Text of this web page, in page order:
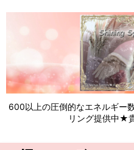
600以上の圧倒的なエネルギー
リング提供中★